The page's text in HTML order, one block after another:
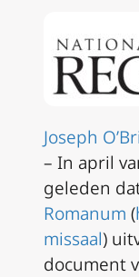
Joseph
– In april
geleden
Romanum (
missaal)
document